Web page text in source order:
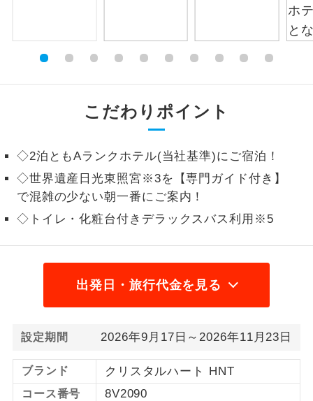
こだわりポイント
◇2泊ともAランクホテル(当社基準)にご宿泊！
◇世界遺産日光東照宮※3を【専門ガイド付き】
で混雑の少ない朝一番にご案内！
◇トイレ・化粧台付きデラックスバス利用※5
出発日・旅行代金を見る
設定期間 2026年9月17日～2026年11月23日
ブランド クリスタルハート HNT
コース番号 8V2090
周りの音を気にせず、ガイドさんの説明
をじっくり聞くことができます。
1名様から出発可能な個人型プランで
2名様から出発可能な個人型プランで
おひとり様参
加限定
おひとり様限定でご参加いただけるコー
スです。
1名様1室同代
1名様1室利用でも追加料金がかからない
ご夫婦限定
す。
す。
年齢制限あり
ご参加にあたり年齢に制限があるコース
です。